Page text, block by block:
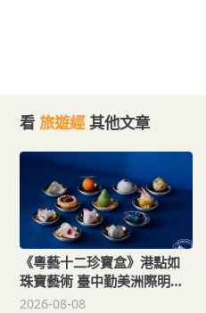
看 旅遊經 其他文章
《粵藝十二珍寶盒》港點如
珠寶藝術 臺中勤美洲際明娟
樓餐桌變成精品櫃位？
2026-08-08